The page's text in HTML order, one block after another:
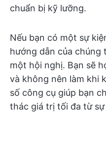
chuẩn bị kỹ lưỡng.
Nếu bạn có một sự
hướng dẫn của chúng
một hội nghị. Bạn sẽ
và không nên làm khi
số công cụ giúp bạn
thác giá trị tối đa từ sự